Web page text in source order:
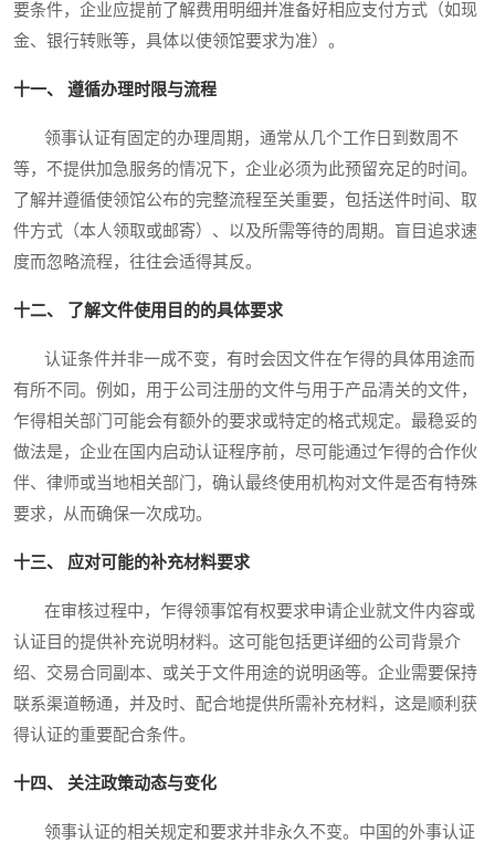
要条件，企业应提前了解费用明细并准备好相应支付方式（如现
金、银行转账等，具体以使领馆要求为准）。
十一、 遵循办理时限与流程
领事认证有固定的办理周期，通常从几个工作日到数周不
等，不提供加急服务的情况下，企业必须为此预留充足的时间。
了解并遵循使领馆公布的完整流程至关重要，包括送件时间、取
件方式（本人领取或邮寄）、以及所需等待的周期。盲目追求速
度而忽略流程，往往会适得其反。
十二、 了解文件使用目的的具体要求
认证条件并非一成不变，有时会因文件在乍得的具体用途而
有所不同。例如，用于公司注册的文件与用于产品清关的文件，
乍得相关部门可能会有额外的要求或特定的格式规定。最稳妥的
做法是，企业在国内启动认证程序前，尽可能通过乍得的合作伙
伴、律师或当地相关部门，确认最终使用机构对文件是否有特殊
要求，从而确保一次成功。
十三、 应对可能的补充材料要求
在审核过程中，乍得领事馆有权要求申请企业就文件内容或
认证目的提供补充说明材料。这可能包括更详细的公司背景介
绍、交易合同副本、或关于文件用途的说明函等。企业需要保持
联系渠道畅通，并及时、配合地提供所需补充材料，这是顺利获
得认证的重要配合条件。
十四、 关注政策动态与变化
领事认证的相关规定和要求并非永久不变。中国的外事认证